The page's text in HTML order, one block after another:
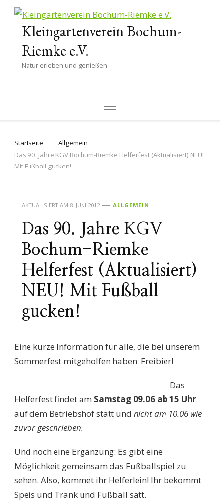
Kleingartenverein Bochum-
Riemke e.V.
Natur erleben und genießen
Startseite
Allgemein
Das 90. Jahre KGV Bochum-Riemke Helferfest (Aktualisiert) NEU!
Mit Fußball gucken!
AKTUALISIERT AM 8. JUNI 2012 ALLGEMEIN
Das 90. Jahre KGV
Bochum-Riemke
Helferfest (Aktualisiert)
NEU! Mit Fußball
gucken!
Eine kurze Information für alle, die bei unserem
Sommerfest mitgeholfen haben: Freibier!
Das
Helferfest findet am Samstag 09.06 ab 15 Uhr
auf dem Betriebshof statt und nicht am 10.06 wie
zuvor geschrieben.
Und noch eine Ergänzung: Es gibt eine
Möglichkeit gemeinsam das Fußballspiel zu
sehen. Also, kommet ihr Helferlein! Ihr bekommt
Speis und Trank und Fußball satt.